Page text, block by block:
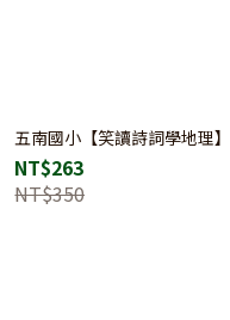
五南國小【笑讀詩詞學地理】
NT$263
NT$350